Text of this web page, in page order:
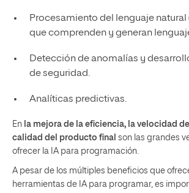
Procesamiento del lenguaje
que comprenden y generan
Detección de anomalías y
de seguridad.
Analíticas predictivas.
En la mejora de la eficiencia, la velocidad
calidad del producto final son las grandes
ofrecer la IA para programación.
A pesar de los múltiples beneficios que
herramientas de IA para programar, es